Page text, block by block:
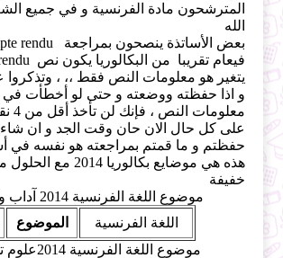
المترشحون مادة الفرنسية و في جميع
الله
و اذا حفظته ووضعته و حتى لو أخطأت
معلومات النص ، فإنك لن تأخذ أقل من 4 نقاط.
على كل حال الان حان وقت الجد و ان شاء
حفظتم و ما قمتم بمراجعته هو نفسه في
هذه هي موضايع بكالوريا
خفيفة
موضوع اللغة الفرنسية 2014 آداب وفلسفة
الموضوع
اللغة الفرنسية
موضوع اللغة الفرنسية 2014علوم تجريبية